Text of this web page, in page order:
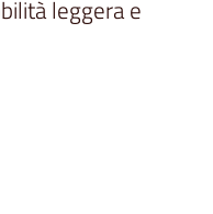
leggera e